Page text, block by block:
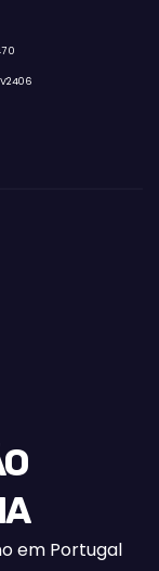
0
V2406
em Portugal